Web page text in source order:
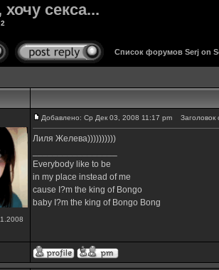
секса...
2
Список форумов Serj on
Добавлено: Ср Дек 03, 2008 11:17 pm Заголовок
Лиля Желева))))))))))
Everybody like to be
in my place instead of me
cause I?m the king of Bongo
baby I?m the king of Bongo Bong